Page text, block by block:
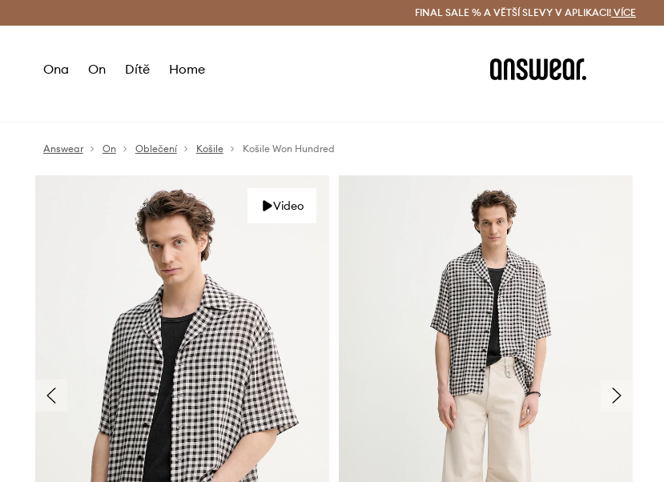
Doručení a vrácení zdarma (od 1800 Kč) Doručení i do 24 h
FINAL SALE % A VĚTŠÍ SLEVY V APLIKACI! VÍCE
Ona On Dítě Home
Answear On Oblečení Košile Košile Won Hundred
Video